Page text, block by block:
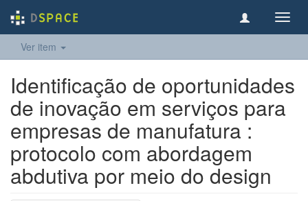
Ver item
Identificação de oportunidades
de inovação em serviços para
empresas de manufatura :
protocolo com abordagem
abdutiva por meio do design